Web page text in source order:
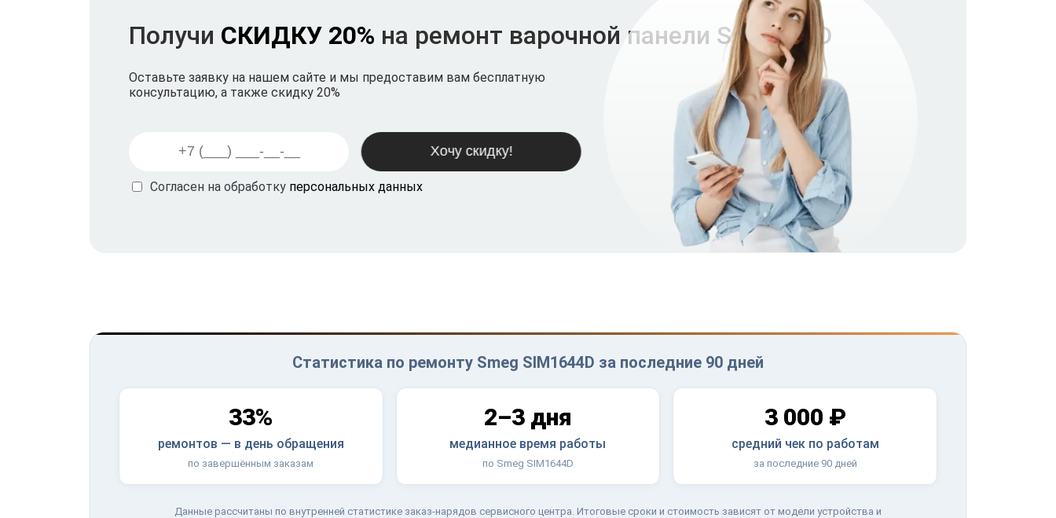
Получи СКИДКУ 20% на ремонт варочной панели SIM1644D
Оставьте заявку на нашем сайте и мы предоставим вам бесплатную
консультацию, а также скидку 20%
Согласен на обработку персональных данных
Статистика по ремонту Smeg SIM1644D за последние 90 дней
33%
ремонтов — в день обращения
по завершённым заказам
2–3 дня
медианное время работы
по Smeg SIM1644D
3 000 ₽
средний чек по работам
за последние 90 дней
Данные рассчитаны по внутренней статистике заказ-нарядов сервисного центра. Итоговые сроки и стоимость зависят от модели устройства и